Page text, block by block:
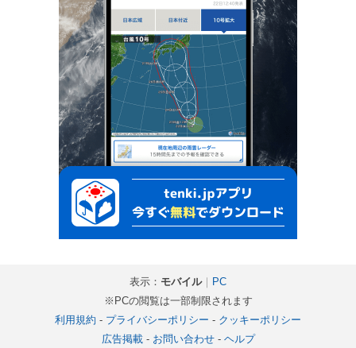
表示： モバイル｜ PC
※PCの閲覧は一部制限されます
利用規約 - プライバシーポリシー - クッキーポリシー
広告掲載- お問い合わせ- ヘルプ